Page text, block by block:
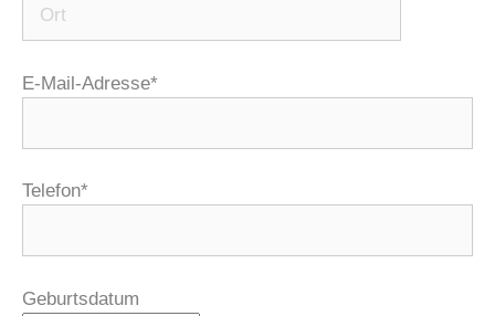
E-Mail-Adresse*
Telefon*
Geburtsdatum